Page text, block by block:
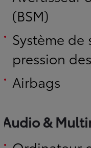
(BSM)
Système
pression
Airbags
Audio &